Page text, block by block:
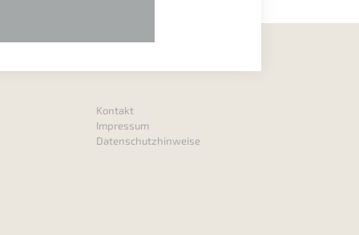
Kontakt
Impressum
Datenschutzhinweise